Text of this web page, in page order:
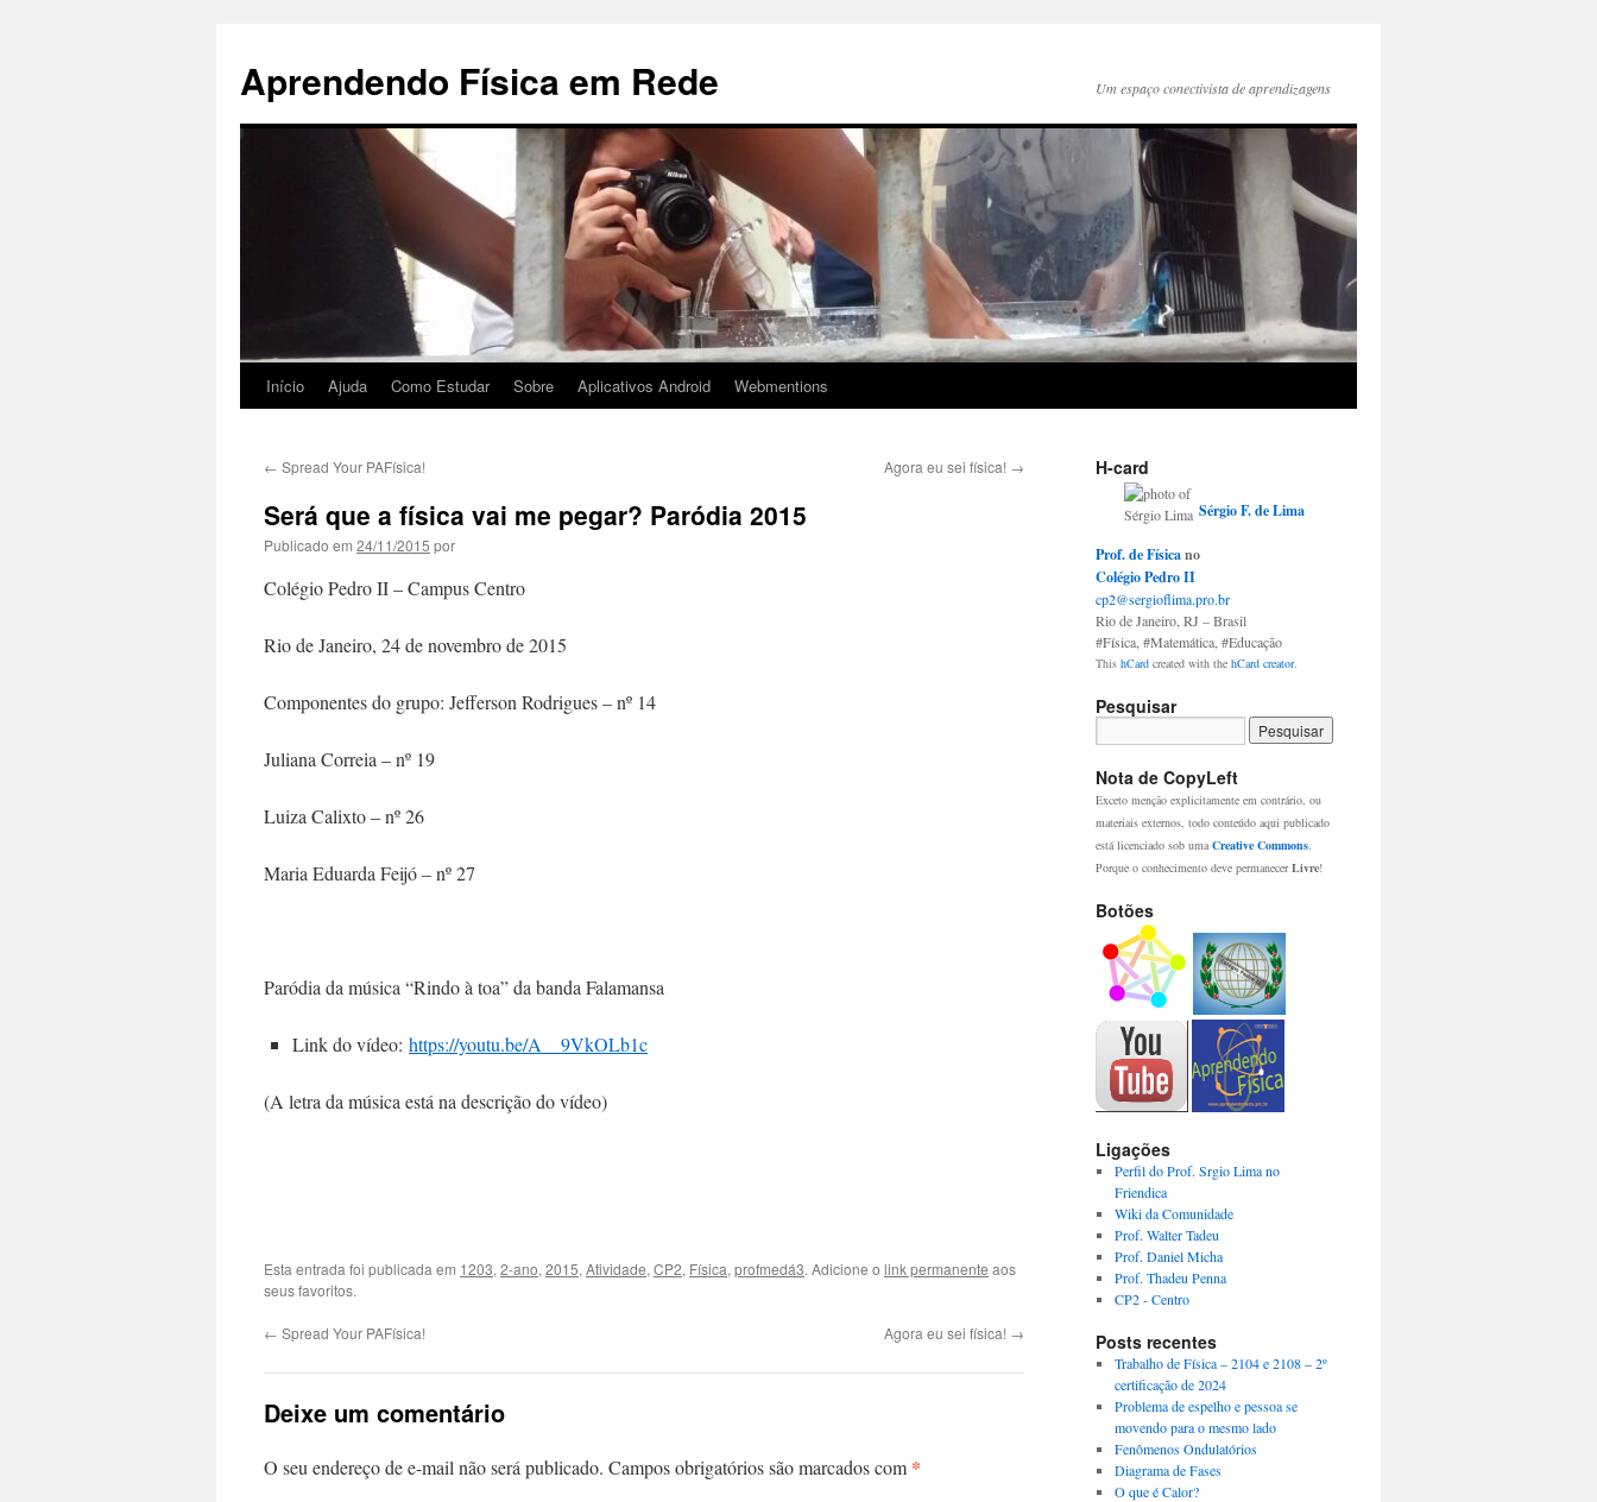
conteúdo
Aprendendo Física em Rede Um espaço conectivista de aprendizagens
Início Ajuda Como Estudar Sobre Aplicativos Android Webmentions
← Spread Your PAFísica! Agora eu sei física! →
Será que a física vai me pegar? Paródia 2015
Publicado em 24/11/2015 por
Colégio Pedro II – Campus Centro
Rio de Janeiro, 24 de novembro de 2015
Componentes do grupo: Jefferson Rodrigues – nº 14
Juliana Correia – nº 19
Luiza Calixto – nº 26
Maria Eduarda Feijó – nº 27
Paródia da música “Rindo à toa” da banda Falamansa
Link do vídeo: https://youtu.be/A__9VkOLb1c
(A letra da música está na descrição do vídeo)
Esta entrada foi publicada em 1203, 2-ano, 2015, Atividade, CP2, Física, profmedá3. Adicione o link permanente aos
seus favoritos.
← Spread Your PAFísica! Agora eu sei física! →
Deixe um comentário
O seu endereço de e-mail não será publicado. Campos obrigatórios são marcados com *
H-card
SérgioF.de Lima
Prof. de Físicano
Colégio Pedro II
cp2@sergioflima.pro.br
Rio de Janeiro RJ – Brasil
#Física #Matemática #Educação
This hCard created with the hCard creator.
Pesquisar
Nota de CopyLeft
Exceto menção explicitamente em contrário, ou
materiais externos, todo conteúdo aqui publicado
está licenciado sob uma Creative Commons.
Porque o conhecimento deve permanecerLivre!
Botões
Ligações
Perfil do Prof. Srgio Lima no
Friendica
Wiki da Comunidade
Prof. Walter Tadeu
Prof. Daniel Micha
Prof. Thadeu Penna
CP2 - Centro
Posts recentes
Trabalho de Física – 2104 e 2108 – 2º
certificação de 2024
Problema de espelho e pessoa se
movendo para o mesmo lado
Fenômenos Ondulatórios
Diagrama de Fases
O que é Calor?